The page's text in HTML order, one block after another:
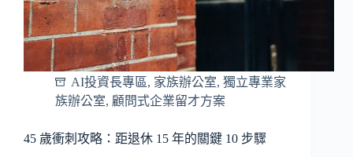
AI投資長專區, 家族辦公室, 獨立專業家
族辦公室, 顧問式企業留才方案
45 歲衝刺攻略：距退休 15 年的關鍵 10 步驟